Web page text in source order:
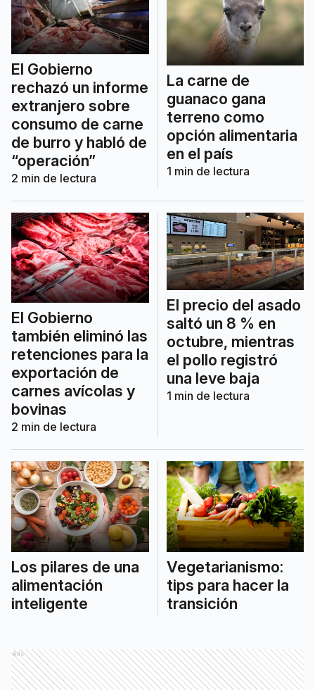
El Gobierno
rechazó un informe
extranjero sobre
consumo de carne
de burro y habló de
“operación”
2 min de lectura
La carne de
guanaco gana
terreno como
opción alimentaria
en el país
1 min de lectura
El Gobierno
también eliminó las
retenciones para la
exportación de
carnes avícolas y
bovinas
2 min de lectura
El precio del asado
saltó un 8 % en
octubre, mientras
el pollo registró
una leve baja
1 min de lectura
Los pilares de una
alimentación
inteligente
Vegetarianismo:
tips para hacer la
transición
Ads